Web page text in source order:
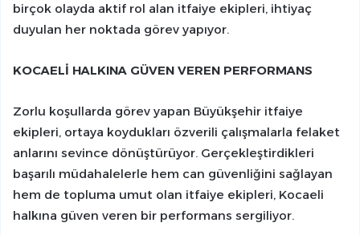
birçok olayda aktif rol alan itfaiye ekipleri, ihtiyaç
duyulan her noktada görev yapıyor.
KOCAELİ HALKINA GÜVEN VEREN PERFORMANS
Zorlu koşullarda görev yapan Büyükşehir itfaiye
ekipleri, ortaya koydukları özverili çalışmalarla felaket
anlarını sevince dönüştürüyor. Gerçekleştirdikleri
başarılı müdahalelerle hem can güvenliğini sağlayan
hem de topluma umut olan itfaiye ekipleri, Kocaeli
halkına güven veren bir performans sergiliyor.